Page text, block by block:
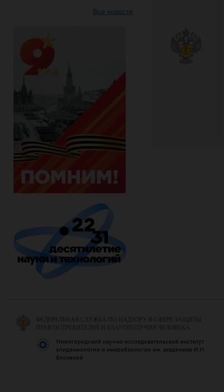
Все новости
ФЕДЕРАЛЬНАЯ СЛУЖБА ПО НАДЗОРУ В СФЕРЕ ЗАЩИТЫ
ПРАВ ПОТРЕБИТЕЛЕЙ И БЛАГОПОЛУЧИЯ ЧЕЛОВЕКА
Нижегородский научно-исследовательский институт
эпидемиологии и микробиологии им. академика И.Н.
Блохиной